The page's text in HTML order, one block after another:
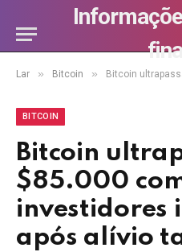
Lar » Bitcoin » Bitcoin ultrapassa $85.000
BITCOIN
Bitcoin
$85.000
investidores
após alívio